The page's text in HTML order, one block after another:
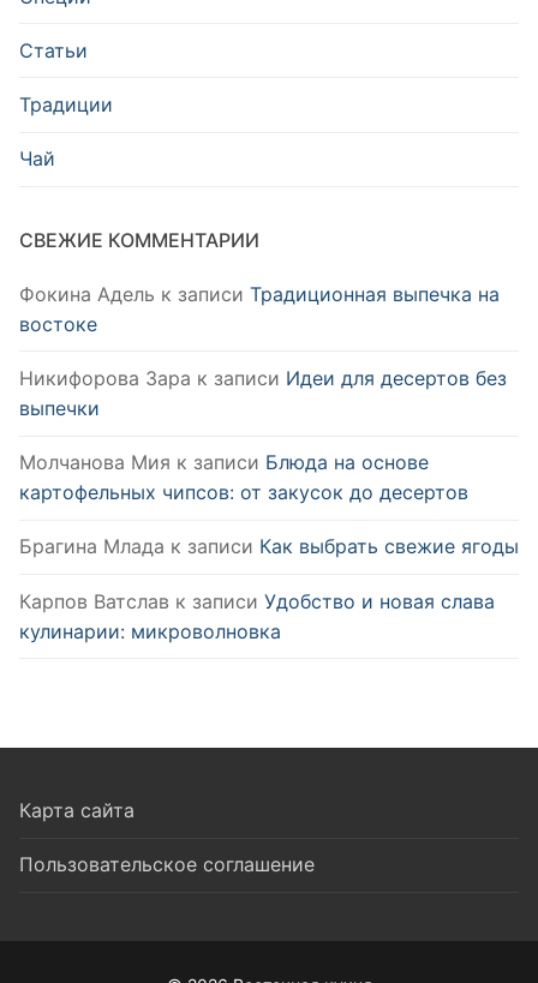
Статьи
Традиции
Чай
СВЕЖИЕ КОММЕНТАРИИ
Фокина Адель к записи Традиционная выпечка на
востоке
Никифорова Зара к записи Идеи для десертов без
выпечки
Молчанова Мия к записи Блюда на основе
картофельных чипсов: от закусок до десертов
Брагина Млада к записи Как выбрать свежие ягоды
Карпов Ватслав к записи Удобство и новая слава
кулинарии: микроволновка
Карта сайта
Пользовательское соглашение